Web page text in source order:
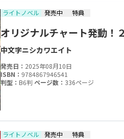
ライトノベル 発売中 特典
オリジナルチャート発動！
中文字ニシカワエイト
発売日： 2025年08月10日
ISBN： 9784867946541
判型： B6判 ページ数： 336ページ
ライトノベル 発売中 特典